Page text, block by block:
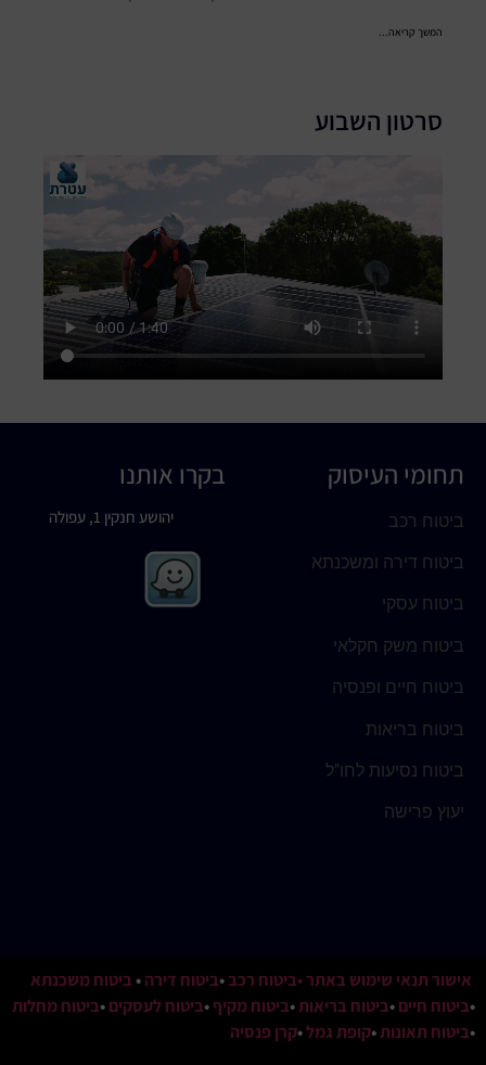
המשך קריאה...
סרטון השבוע
תחומי העיסוק
ביטוח רכב
ביטוח דירה ומשכנתא
ביטוח עסקי
ביטוח משק חקלאי
ביטוח חיים ופנסיה
ביטוח בריאות
ביטוח נסיעות לחו"ל
יעוץ פרישה
בקרו אותנו
יהושע חנקין 1, עפולה
אישור תנאי שימוש באתר•ביטוח רכב•ביטוח דירה•ביטוח משכנתא
•ביטוח חיים•ביטוח בריאות•ביטוח מקיף•ביטוח לעסקים•ביטוח מחלות
•ביטוח תאונות•קופת גמל•קרן פנסיה